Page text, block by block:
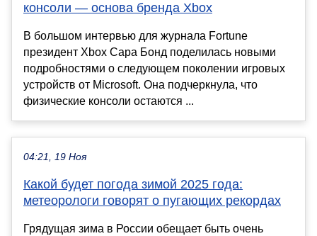
консоли — основа бренда Xbox
В большом интервью для журнала Fortune
президент Xbox Сара Бонд поделилась новыми
подробностями о следующем поколении игровых
устройств от Microsoft. Она подчеркнула, что
физические консоли остаются ...
04:21, 19 Ноя
Какой будет погода зимой 2025 года:
метеорологи говорят о пугающих рекордах
Грядущая зима в России обещает быть очень